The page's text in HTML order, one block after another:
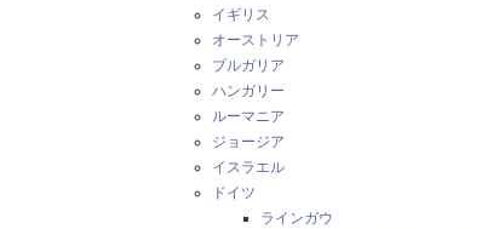
イギリス
オーストリア
ブルガリア
ハンガリー
ルーマニア
ジョージア
イスラエル
ドイツ
ラインガウ